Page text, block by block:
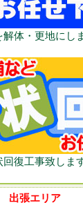
解体・更地にし
回復工事致しま
出張エリア